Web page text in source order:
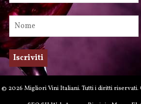
© 2026 Migliori Vini Italiani. Tutti i diritti riservati.